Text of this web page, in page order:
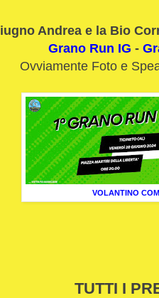
Andrea e la Bio
Grano Run IG -
Ovviamente Foto e
VOLANTINO
TUTTI I